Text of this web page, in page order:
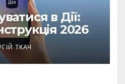
в Дії:
2026
ТКАЧ